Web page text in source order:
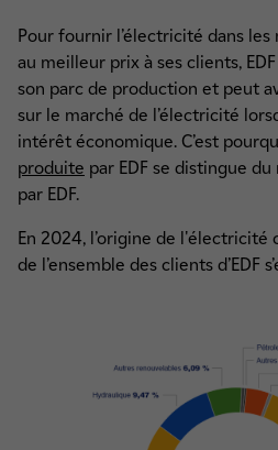
Pour fournir l’électricité dans
au meilleur prix à ses clients,
son parc de production et peut
sur le marché de l’électricité
intérêt économique. C’est
produite par EDF se distingue
par EDF.
En 2024, l’origine de l'électricité
de l’ensemble des clients d’EDF